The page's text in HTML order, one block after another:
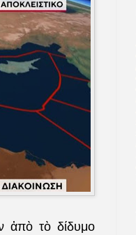
ἀπὸ τὸ δίδυμο